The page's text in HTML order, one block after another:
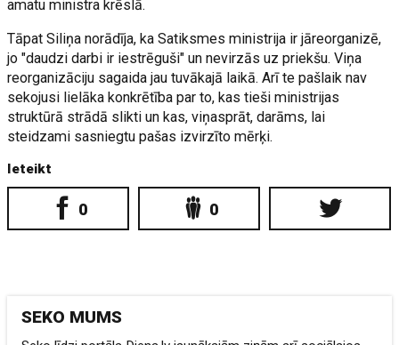
amatu ministra krēslā.
Tāpat Siliņa norādīja, ka Satiksmes ministrija ir jāreorganizē,
jo "daudzi darbi ir iestrēguši" un nevirzās uz priekšu. Viņa
reorganizāciju sagaida jau tuvākajā laikā. Arī te pašlaik nav
sekojusi lielāka konkrētība par to, kas tieši ministrijas
struktūrā strādā slikti un kas, viņasprāt, darāms, lai
steidzami sasniegtu pašas izvirzīto mērķi.
Ieteikt
0 0
SEKO MUMS